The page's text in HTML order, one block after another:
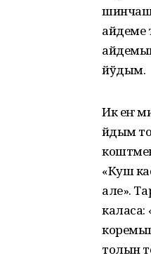
айдеме
йўдым.
Ик еҥ
йӱдым
«Куш
але».
толын